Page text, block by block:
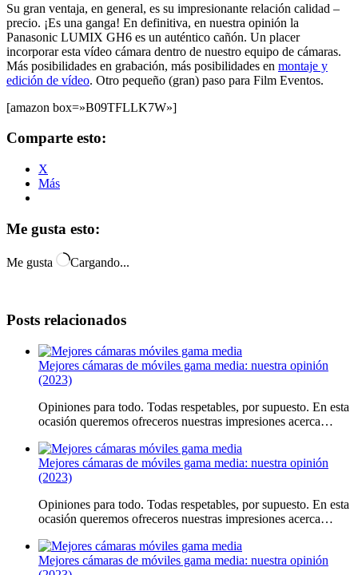
Su gran ventaja, en general, es su impresionante relación calidad –
precio. ¡Es una ganga! En definitiva, en nuestra opinión la
Panasonic LUMIX GH6 es un auténtico cañón. Un placer
incorporar esta vídeo cámara dentro de nuestro equipo de cámaras.
Más posibilidades en grabación, más posibilidades en montaje y
edición de vídeo. Otro pequeño (gran) paso para Film Eventos.
[amazon box=»B09TFLLK7W»]
Comparte esto:
X
Más
Me gusta esto:
Me gusta Cargando...
Posts relacionados
Mejores cámaras de móviles gama media: nuestra opinión
(2023)
Opiniones para todo. Todas respetables, por supuesto. En esta
ocasión queremos ofreceros nuestras impresiones acerca…
Mejores cámaras de móviles gama media: nuestra opinión
(2023)
Opiniones para todo. Todas respetables, por supuesto. En esta
ocasión queremos ofreceros nuestras impresiones acerca…
Mejores cámaras de móviles gama media: nuestra opinión